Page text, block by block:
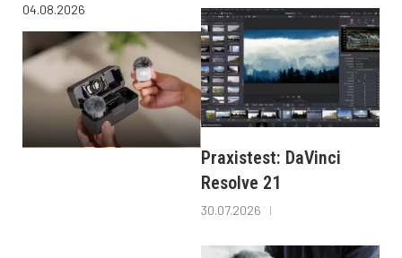
04.08.2026
Praxistest: DaVinci
Resolve 21
30.07.2026